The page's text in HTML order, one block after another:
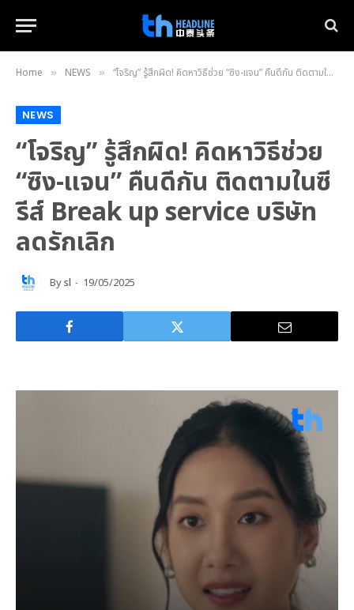
Home » NEWS » “โจริญ” รู้สึกผิด! คิดหาวิธีช่วย “ซิง-แจน” คืนดีกัน ติดตามในซีรีส์ Break up service บริษัทลดรักเลิก
NEWS
“โจริญ” รู้สึกผิด! คิดหาวิธีช่วย
“ซิง-แจน” คืนดีกัน ติดตามในซี
รีส์ Break up service บริษัท
ลดรักเลิก
Bysl 19/05/2025